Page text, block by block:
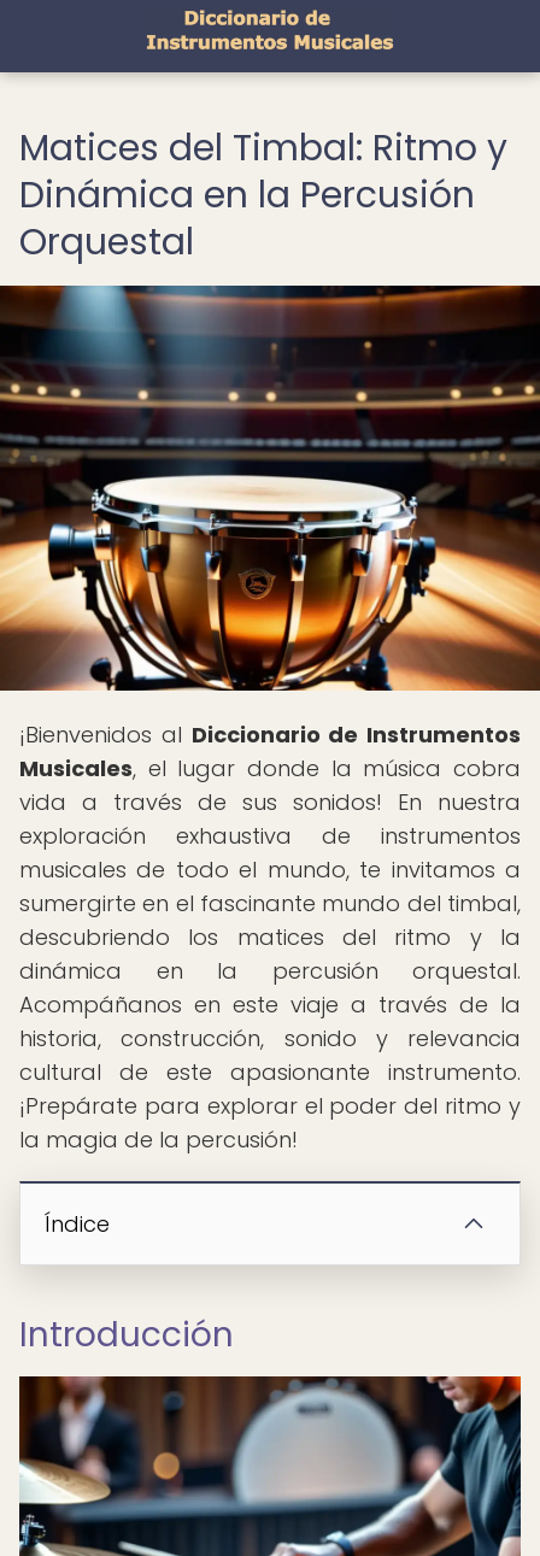
Matices del Timbal: Ritmo y
Dinámica en la Percusión
Orquestal
¡Bienvenidos al Diccionario de Instrumentos
Musicales, el lugar donde la música cobra
vida a través de sus sonidos! En nuestra
exploración exhaustiva de instrumentos
musicales de todo el mundo, te invitamos a
sumergirte en el fascinante mundo del timbal,
descubriendo los matices del ritmo y la
dinámica en la percusión orquestal.
Acompáñanos en este viaje a través de la
historia, construcción, sonido y relevancia
cultural de este apasionante instrumento.
¡Prepárate para explorar el poder del ritmo y
la magia de la percusión!
Índice
Introducción